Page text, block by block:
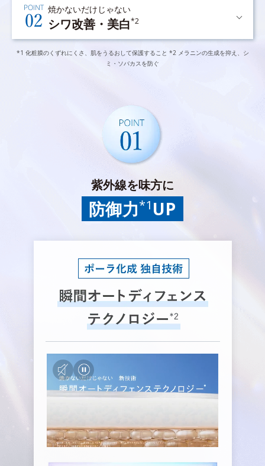
焼かないだけじゃない
シワ改善・美白*2
*1 化粧膜のくずれにくさ、肌をうるおして保護すること *2 メラニンの生成を抑え、シ
ミ・ソバカスを防ぐ
紫外線を味方に
防御力*1 UP